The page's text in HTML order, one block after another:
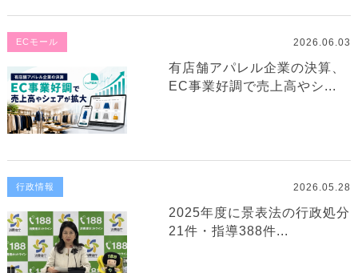
ECモール 2026.06.03
有店舗アパレル企業の決算、
EC事業好調で売上高やシ...
行政情報 2026.05.28
2025年度に景表法の行政処分
21件・指導388件...